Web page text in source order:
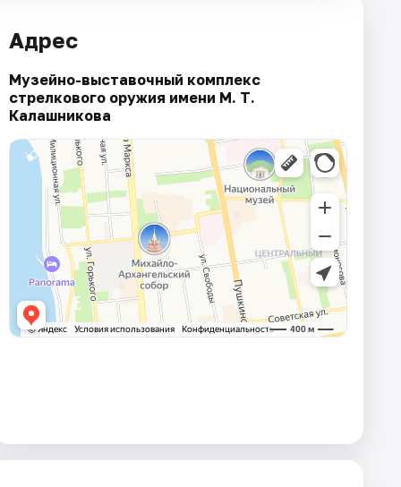
Адрес
Музейно-выставочный комплекс
стрелкового оружия имени М. Т.
Калашникова